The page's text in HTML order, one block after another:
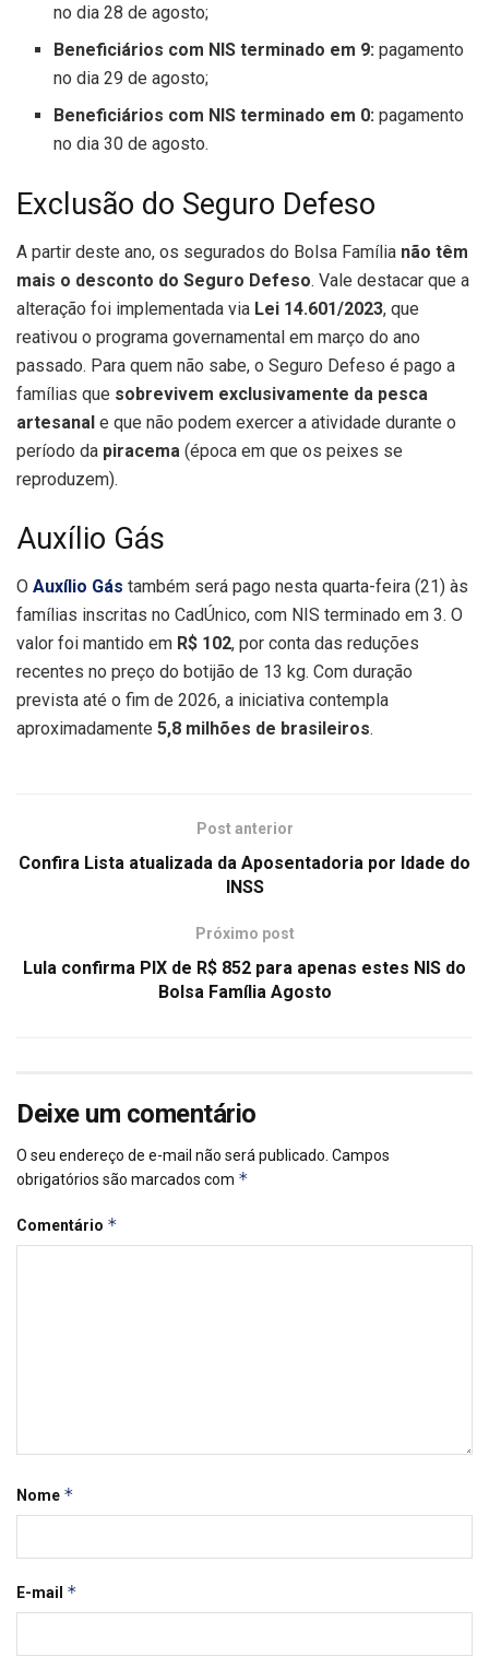
no dia 28 de agosto;
Beneficiários com NIS terminado em 9: pagamento
no dia 29 de agosto;
Beneficiários com NIS terminado em 0: pagamento
no dia 30 de agosto.
Exclusão do Seguro Defeso
A partir deste ano, os segurados do Bolsa Família não têm
mais o desconto do Seguro Defeso. Vale destacar que a
alteração foi implementada via Lei 14.601/2023, que
reativou o programa governamental em março do ano
passado. Para quem não sabe, o Seguro Defeso é pago a
famílias que sobrevivem exclusivamente da pesca
artesanal e que não podem exercer a atividade durante o
período da piracema (época em que os peixes se
reproduzem).
Auxílio Gás
O Auxílio Gás também será pago nesta quarta-feira (21) às
famílias inscritas no CadÚnico, com NIS terminado em 3. O
valor foi mantido em R$ 102, por conta das reduções
recentes no preço do botijão de 13 kg. Com duração
prevista até o fim de 2026, a iniciativa contempla
aproximadamente 5,8 milhões de brasileiros.
Post anterior
Confira Lista atualizada da Aposentadoria por Idade do
INSS
Próximo post
Lula confirma PIX de R$ 852 para apenas estes NIS do
Bolsa Família Agosto
Deixe um comentário
O seu endereço de e-mail não será publicado. Campos
obrigatórios são marcados com *
Comentário *
Nome *
E-mail *